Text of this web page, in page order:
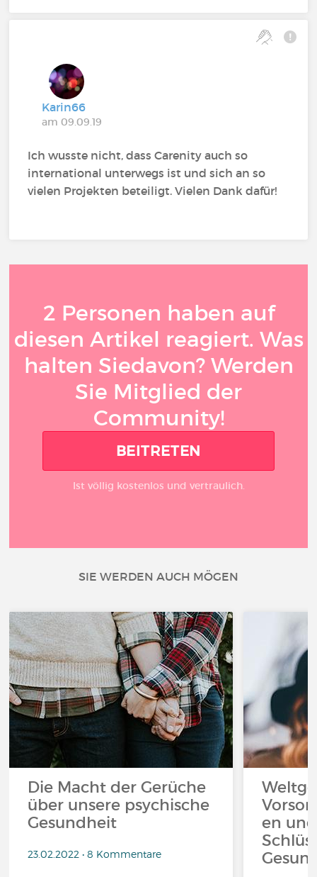
Karin66
am 09.09.19
Ich wusste nicht, dass Carenity auch so
international unterwegs ist und sich an so
vielen Projekten beteiligt. Vielen Dank dafür!
2 Personen haben auf
diesen Artikel reagiert. Was
halten Siedavon? Werden
Sie Mitglied der
Community!
BEITRETEN
Ist völlig kostenlos und vertraulich.
SIE WERDEN AUCH MÖGEN
Die Macht der Gerüche
über unsere psychische
Gesundheit
23.02.2022 • 8 Kommentare
en